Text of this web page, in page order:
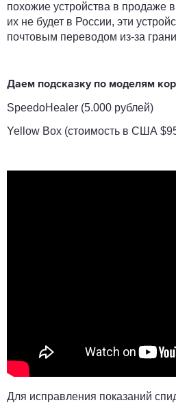
похожие устройства в продаже
их не будет в России, эти
почтовым переводом из-за
Даем подсказку по моделям
SpeedoHealer (5.000 рублей)
Yellow Box (стоимость в США
Для исправления показаний